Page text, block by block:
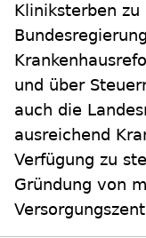
Kliniksterben
und über
auch die
ausreichend
Verfügung zu
Gründung von